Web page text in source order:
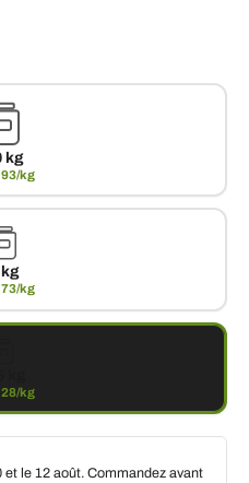
kg
kg
kg
kg
kg
et le 12 août. Commandez avant